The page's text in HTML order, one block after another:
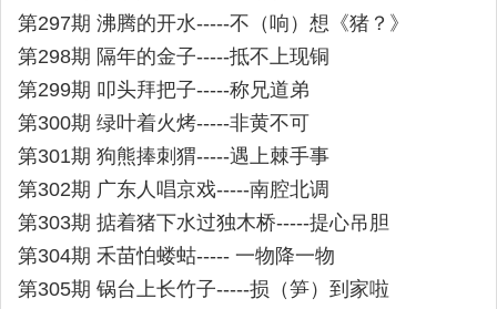
第297期 沸腾的开水-----不（响）想《猪？》
第298期 隔年的金子-----抵不上现铜
第299期 叩头拜把子-----称兄道弟
第300期 绿叶着火烤-----非黄不可
第301期 狗熊捧刺猬-----遇上棘手事
第302期 广东人唱京戏-----南腔北调
第303期 掂着猪下水过独木桥-----提心吊胆
第304期 禾苗怕蝼蛄----- 一物降一物
第305期 锅台上长竹子-----损（笋）到家啦